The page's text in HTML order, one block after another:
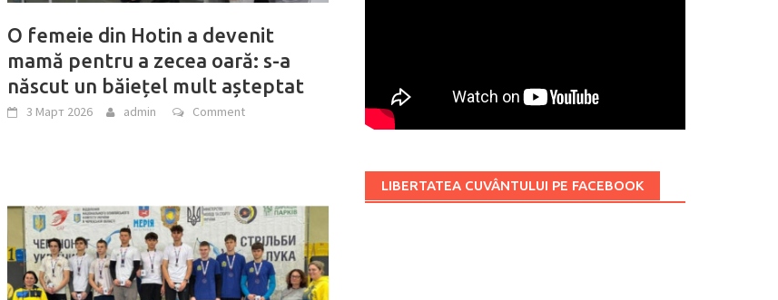
O femeie din Hotin a devenit
mamă pentru a zecea oară: s-a
născut un băiețel mult așteptat
3 Март 2026 admin Comment
LIBERTATEA CUVÂNTULUI PE FACEBOOK